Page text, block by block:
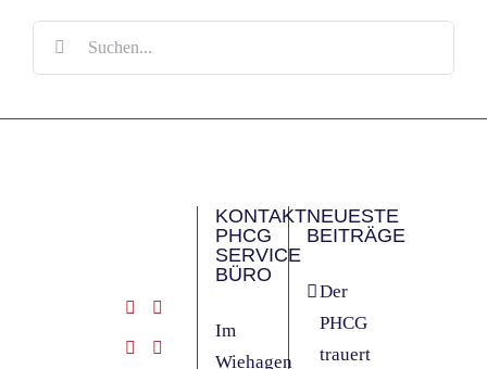
Suche
nach:
KONTAKT
PHCG
SERVICE
BÜRO
Im
Wiehagen
NEUESTE
BEITRÄGE
Der
PHCG
trauert